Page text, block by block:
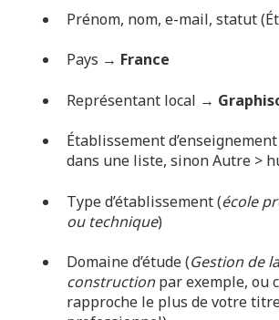
Prénom, nom, e-mail, statut
Pays → France
Représentant local →
Établissement
dans une liste, sinon Autre >
Type d’établissement (école
ou technique)
Domaine d’étude (Gestion de la
constructionpar exemple, ou
rapproche le plus de votre